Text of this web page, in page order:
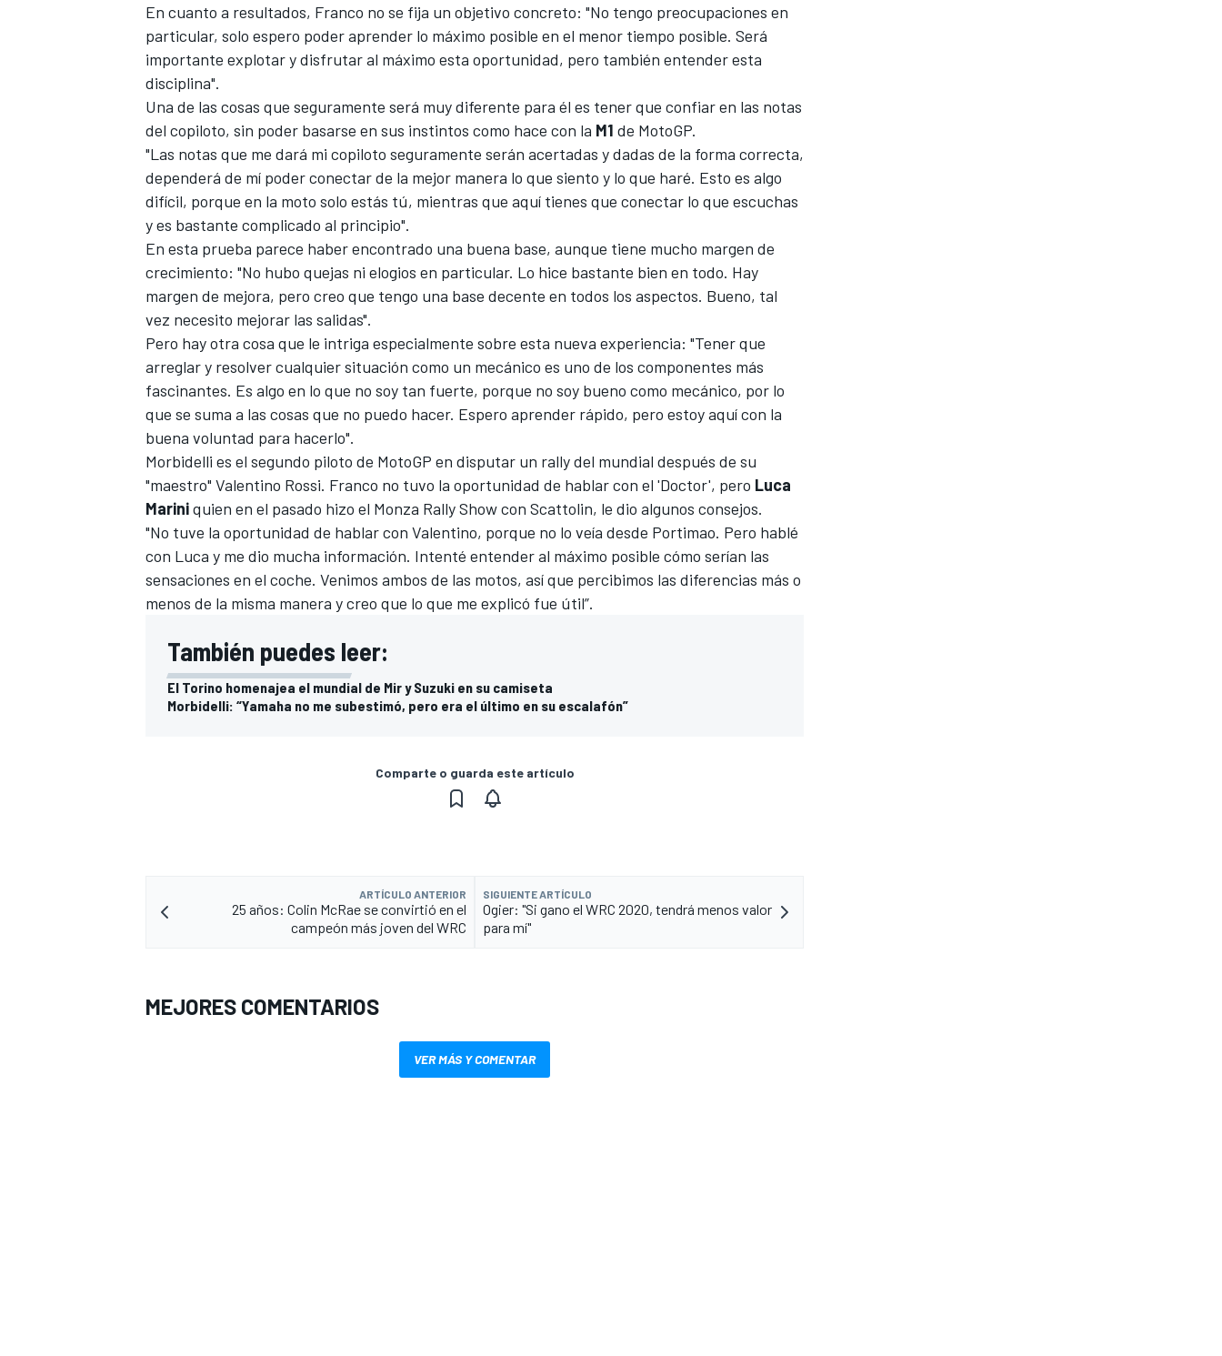
En cuanto a resultados, Franco no se fija un objetivo concreto: "No tengo preocupaciones en
particular, solo espero poder aprender lo máximo posible en el menor tiempo posible. Será
importante explotar y disfrutar al máximo esta oportunidad, pero también entender esta
disciplina".
Una de las cosas que seguramente será muy diferente para él es tener que confiar en las notas
del copiloto, sin poder basarse en sus instintos como hace con la M1 de MotoGP.
"Las notas que me dará mi copiloto seguramente serán acertadas y dadas de la forma correcta,
dependerá de mí poder conectar de la mejor manera lo que siento y lo que haré. Esto es algo
difícil, porque en la moto solo estás tú, mientras que aquí tienes que conectar lo que escuchas
y es bastante complicado al principio".
En esta prueba parece haber encontrado una buena base, aunque tiene mucho margen de
crecimiento: "No hubo quejas ni elogios en particular. Lo hice bastante bien en todo. Hay
margen de mejora, pero creo que tengo una base decente en todos los aspectos. Bueno, tal
vez necesito mejorar las salidas".
Pero hay otra cosa que le intriga especialmente sobre esta nueva experiencia: "Tener que
arreglar y resolver cualquier situación como un mecánico es uno de los componentes más
fascinantes. Es algo en lo que no soy tan fuerte, porque no soy bueno como mecánico, por lo
que se suma a las cosas que no puedo hacer. Espero aprender rápido, pero estoy aquí con la
buena voluntad para hacerlo".
Morbidelli es el segundo piloto de MotoGP en disputar un rally del mundial después de su
"maestro" Valentino Rossi. Franco no tuvo la oportunidad de hablar con el 'Doctor', pero Luca
Mariniquien en el pasado hizo el Monza Rally Show con Scattolin, le dio algunos consejos.
"No tuve la oportunidad de hablar con Valentino, porque no lo veía desde Portimao. Pero hablé
con Luca y me dio mucha información. Intenté entender al máximo posible cómo serían las
sensaciones en el coche. Venimos ambos de las motos, así que percibimos las diferencias más o
menos de la misma manera y creo que lo que me explicó fue útil”.
También puedes leer:
El Torino homenajea el mundial de Mir y Suzuki en su camiseta
Morbidelli: “Yamaha no me subestimó, pero era el último en su escalafón”
Comparte o guarda este artículo
ARTÍCULO ANTERIOR
25 años: Colin McRae se convirtió en el
campeón más joven del WRC
SIGUIENTE ARTÍCULO
Ogier: "Si gano el WRC 2020, tendrá menos valor
para mí"
MEJORES COMENTARIOS
VER MÁS Y COMENTAR